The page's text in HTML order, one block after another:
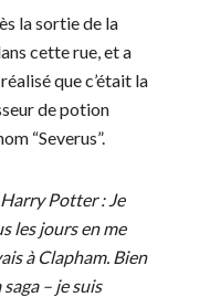
la sortie de la
cette rue, et a
que c’était la
de potion
“Severus”.
Potter : Je
les jours en me
à Clapham. Bien
– je suis